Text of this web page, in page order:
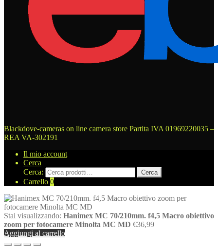
Blackdove-cameras on line camera store Partita IVA 01969220035 –
REA VA-302191
Il mio account
Cerca
Cerca:
Cerca
Carrello 0
Stai visualizzando: Hanimex MC 70/210mm. f4,5 Macro obiettivo
zoom per fotocamere Minolta MC MD €36,99
Aggiungi al carrello